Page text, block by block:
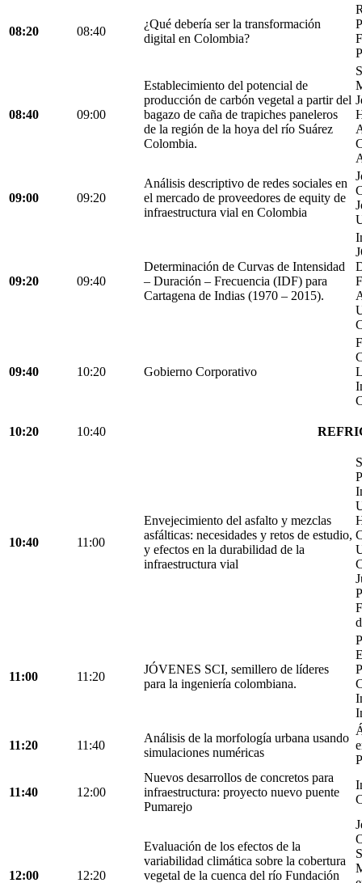
08:20 08:40
¿Qué debería ser la transformación
digital en Colombia?
08:40 09:00
Establecimiento del potencial de
producción de carbón vegetal a partir del
bagazo de caña de trapiches paneleros
de la región de la hoya del río Suárez
Colombia.
09:00 09:20
Análisis descriptivo de redes sociales en
el mercado de proveedores de equity de
infraestructura vial en Colombia
09:20 09:40
Determinación de Curvas de Intensidad
– Duración – Frecuencia (IDF) para
Cartagena de Indias (1970 – 2015).
09:40 10:20 Gobierno Corporativo
10:20 10:40
10:40 11:00
Envejecimiento del asfalto y mezclas
asfálticas: necesidades y retos de estudio,
y efectos en la durabilidad de la
infraestructura vial
11:00 11:20
JÓVENES SCI, semillero de líderes
para la ingeniería colombiana.
11:20 11:40
Análisis de la morfología urbana usando
simulaciones numéricas
11:40 12:00
Nuevos desarrollos de concretos para
infraestructura: proyecto nuevo puente
Pumarejo
12:00 12:20
Evaluación de los efectos de la
variabilidad climática sobre la cobertura
vegetal de la cuenca del río Fundación